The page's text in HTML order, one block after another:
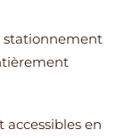
stationnement
accessibles en